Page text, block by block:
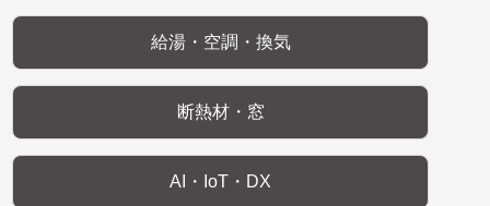
給湯・空調・換気
断熱材・窓
AI・IoT・DX